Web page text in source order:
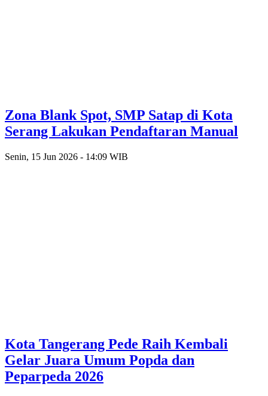
Zona Blank Spot, SMP Satap di Kota
Serang Lakukan Pendaftaran Manual
Senin, 15 Jun 2026 - 14:09 WIB
Kota Tangerang Pede Raih Kembali
Gelar Juara Umum Popda dan
Peparpeda 2026